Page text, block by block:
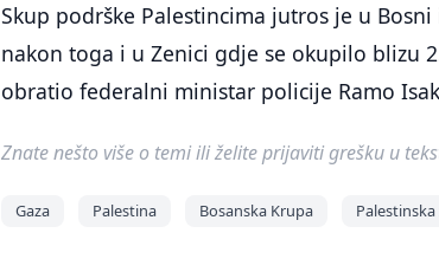
Skup podrške Palestincima jutros je u
nakon toga i u Zenici gdje se okupilo blizu
obratio federalni ministar policije Ramo
Znate nešto više o temi ili želite prijaviti grešku u
Gaza Palestina Bosanska Krupa